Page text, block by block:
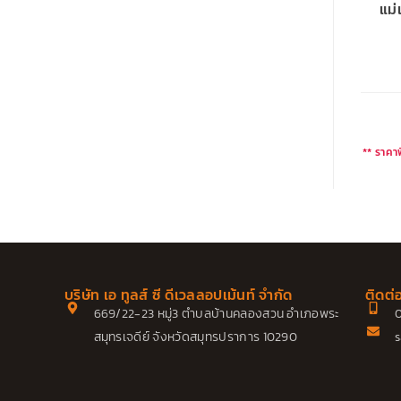
แ
** ราค
บริษัท เอ ทูลส์ ซี ดีเวลลอปเม้นท์ จำกัด
669/22-23 หมู่3 ตำบลบ้านคลองสวน อำเภอพระ
สมุทรเจดีย์ จังหวัดสมุทรปราการ 10290
ติดต่